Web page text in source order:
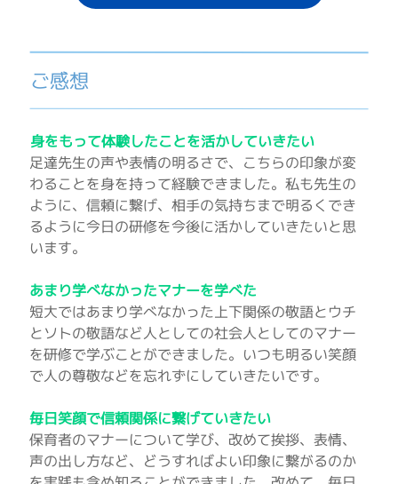
ご感想
身をもって体験したことを活かしていきたい
足達先生の声や表情の明るさで、こちらの印象が変
わることを身を持って経験できました。私も先生の
ように、信頼に繋げ、相手の気持ちまで明るくでき
るように今日の研修を今後に活かしていきたいと思
います。
あまり学べなかったマナーを学べた
短大ではあまり学べなかった上下関係の敬語とウチ
とソトの敬語など人としての社会人としてのマナー
を研修で学ぶことができました。いつも明るい笑顔
で人の尊敬などを忘れずにしていきたいです。
毎日笑顔で信頼関係に繋げていきたい
保育者のマナーについて学び、改めて挨拶、表情、
声の出し方など、どうすればよい印象に繋がるのか